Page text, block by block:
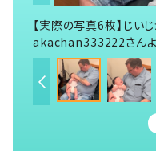
【実際の写真6枚】じい
akachan333222さんよ